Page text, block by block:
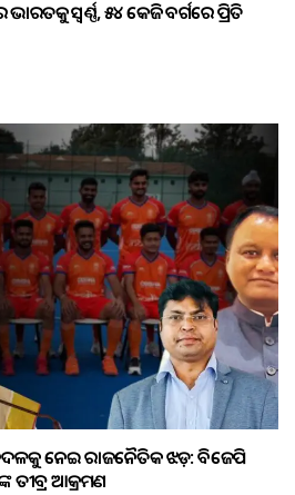
ସ୍ବର୍ଣ୍ଣ, ୫୪ କେଜି ବର୍ଗରେ ପ୍ରିତି
ନେଇ ରାଜନୈତିକ ଝଡ଼: ବିଜେପି
ତୀବ୍ର ଆକ୍ରମଣ